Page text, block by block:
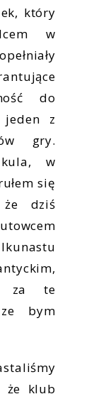
który
w
do
jeden z
gry.
w
się
dziś
za te
bym
że klub